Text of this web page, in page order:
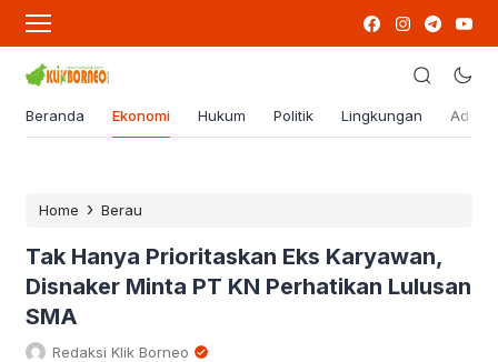
Beranda Ekonomi Hukum Politik Lingkungan
Home › Berau
Tak Hanya Prioritaskan Eks Karyawan,
Disnaker Minta PT KN Perhatikan Lulusan
SMA
Redaksi Klik Borneo